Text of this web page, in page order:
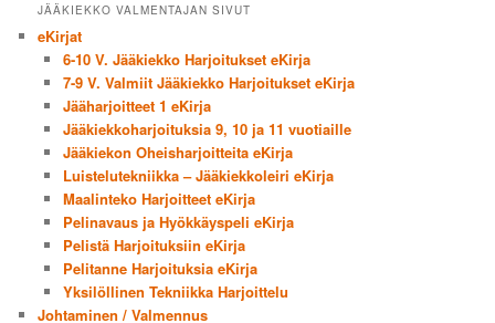
JÄÄKIEKKO VALMENTAJAN SIVUT
eKirjat
6-10 V. Jääkiekko Harjoitukset eKirja
7-9 V. Valmiit Jääkiekko Harjoitukset eKirja
Jääharjoitteet 1 eKirja
Jääkiekkoharjoituksia 9, 10 ja 11 vuotiaille
Jääkiekon Oheisharjoitteita eKirja
Luistelutekniikka – Jääkiekkoleiri eKirja
Maalinteko Harjoitteet eKirja
Pelinavaus ja Hyökkäyspeli eKirja
Pelistä Harjoituksiin eKirja
Pelitanne Harjoituksia eKirja
Yksilöllinen Tekniikka Harjoittelu
Johtaminen / Valmennus